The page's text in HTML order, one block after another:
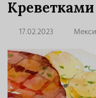
17.02.2023